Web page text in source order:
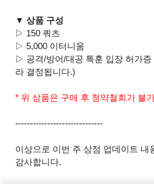
▼ 상품 구성
▷ 150 쿼츠
▷ 5,000 이터니움
▷ 공격/방어/대공 특훈 입장 허가
라 결정됩니다.)
* 위 상품은 구매 후 청약철회가 불
------------------------------
이상으로 이번 주 상점 업데이트 내
감사합니다.